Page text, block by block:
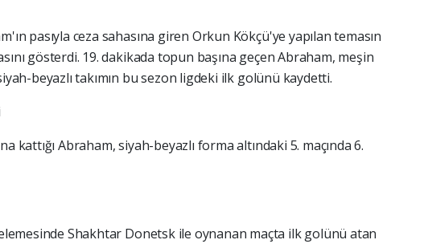
pasıyla ceza sahasına giren Orkun Kökçü'ye yapılan temasın
gösterdi. 19. dakikada topun başına geçen Abraham, meşin
beyazlı takımın bu sezon ligdeki ilk golünü kaydetti.
kattığı Abraham, siyah-beyazlı forma altındaki 5. maçında 6.
Shakhtar Donetsk ile oynanan maçta ilk golünü atan